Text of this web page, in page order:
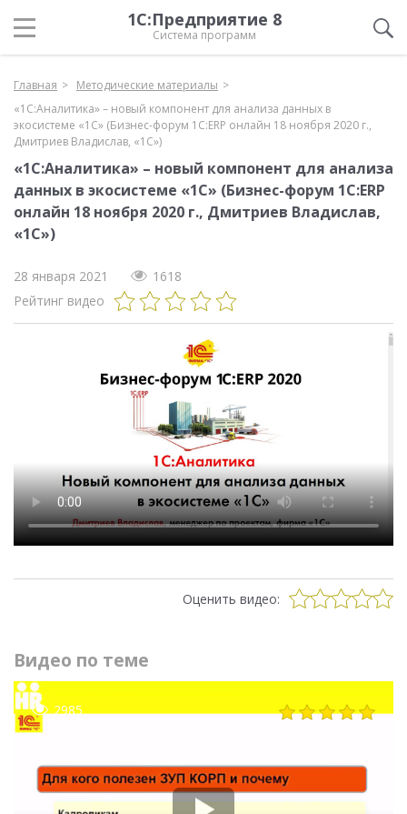
1С:Предприятие 8
Система программ
Главная
Методические материалы
«1С:Аналитика» – новый компонент для анализа данных в
экосистеме «1С» (Бизнес-форум 1С:ERP онлайн 18 ноября 2020 г.,
Дмитриев Владислав, «1С»)
«1С:Аналитика» – новый компонент для анализа
данных в экосистеме «1С» (Бизнес-форум 1С:ERP
онлайн 18 ноября 2020 г., Дмитриев Владислав,
«1С»)
28 января 2021
1618
Рейтинг видео
Оценить видео:
Видео по теме
2985